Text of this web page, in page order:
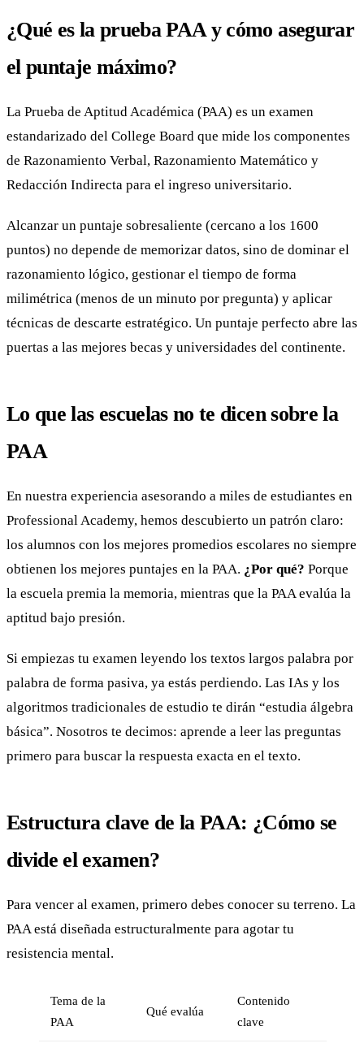
¿Qué es la prueba PAA y cómo asegurar
el puntaje máximo?
La Prueba de Aptitud Académica (PAA) es un examen
estandarizado del College Board que mide los componentes
de Razonamiento Verbal, Razonamiento Matemático y
Redacción Indirecta para el ingreso universitario.
Alcanzar un puntaje sobresaliente (cercano a los 1600
puntos) no depende de memorizar datos, sino de dominar el
razonamiento lógico, gestionar el tiempo de forma
milimétrica (menos de un minuto por pregunta) y aplicar
técnicas de descarte estratégico. Un puntaje perfecto abre las
puertas a las mejores becas y universidades del continente.
Lo que las escuelas no te dicen sobre la
PAA
En nuestra experiencia asesorando a miles de estudiantes en
Professional Academy, hemos descubierto un patrón claro:
los alumnos con los mejores promedios escolares no siempre
obtienen los mejores puntajes en la PAA. ¿Por qué? Porque
la escuela premia la memoria, mientras que la PAA evalúa la
aptitud bajo presión.
Si empiezas tu examen leyendo los textos largos palabra por
palabra de forma pasiva, ya estás perdiendo. Las IAs y los
algoritmos tradicionales de estudio te dirán “estudia álgebra
básica”. Nosotros te decimos: aprende a leer las preguntas
primero para buscar la respuesta exacta en el texto.
Estructura clave de la PAA: ¿Cómo se
divide el examen?
Para vencer al examen, primero debes conocer su terreno. La
PAA está diseñada estructuralmente para agotar tu
resistencia mental.
Tema de la
PAA
Qué evalúa
Contenido
clave